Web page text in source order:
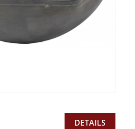
DETAILS